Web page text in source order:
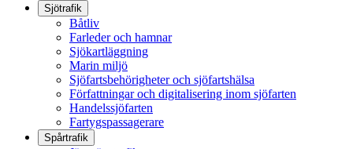
Sjötrafik
Båtliv
Farleder och hamnar
Sjökartläggning
Marin miljö
Sjöfartsbehörigheter och sjöfartshälsa
Författningar och digitalisering inom sjöfarten
Handelssjöfarten
Fartygspassagerare
Spårtrafik